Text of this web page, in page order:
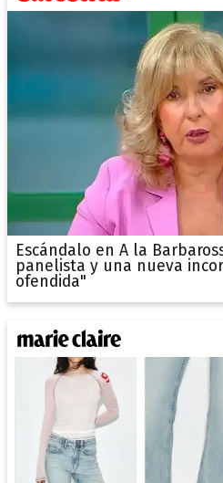
Escándalo en A la
panelista y una nueva
ofendida"